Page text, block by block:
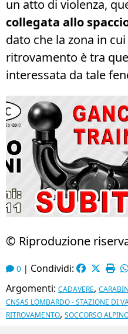
un atto di violenza,
collegata allo
dato che la zona in
ritrovamento è tra
interessata da tale
© Riproduzione
0 | Condividi:
Argomenti: CADAVERE,
CNSAS LOMBARDO - STAZIONE DI
RITROVAMENTO, SOCCORSO